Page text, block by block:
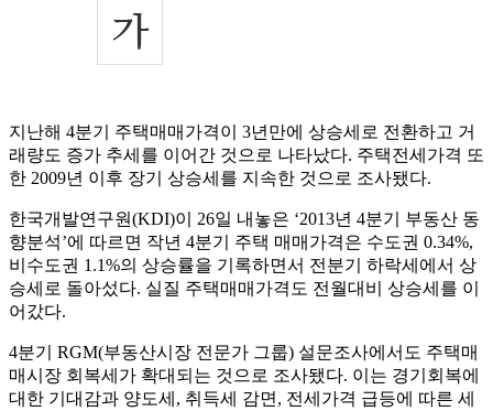
지난해 4분기 주택매매가격이 3년만에 상승세로 전환하고 거
래량도 증가 추세를 이어간 것으로 나타났다. 주택전세가격 또
한 2009년 이후 장기 상승세를 지속한 것으로 조사됐다.
한국개발연구원(KDI)이 26일 내놓은 ‘2013년 4분기 부동산 동
향분석’에 따르면 작년 4분기 주택 매매가격은 수도권 0.34%,
비수도권 1.1%의 상승률을 기록하면서 전분기 하락세에서 상
승세로 돌아섰다. 실질 주택매매가격도 전월대비 상승세를 이
어갔다.
4분기 RGM(부동산시장 전문가 그룹) 설문조사에서도 주택매
매시장 회복세가 확대되는 것으로 조사됐다. 이는 경기회복에
대한 기대감과 양도세, 취득세 감면, 전세가격 급등에 따른 세